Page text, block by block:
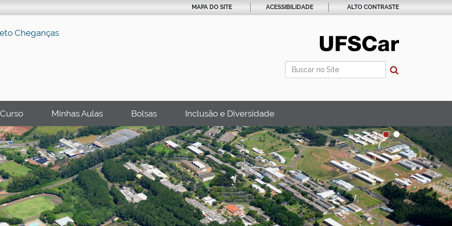
Busca
MAPA DO SITE ACESSIBILIDADE ALTO CONTRASTE
Minhas Aulas Bolsas Inclusão e Diversidade
1 2